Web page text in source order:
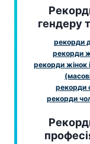
гендеру
рекорди
рекорди
рекорди жінок
рекорди
рекорди